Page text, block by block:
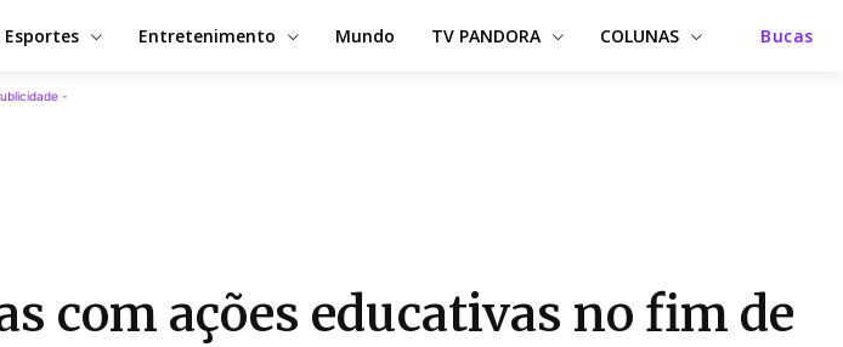
Esportes Entretenimento Mundo TV PANDORA COLUNAS Bucas
-
com ações educativas no fim de